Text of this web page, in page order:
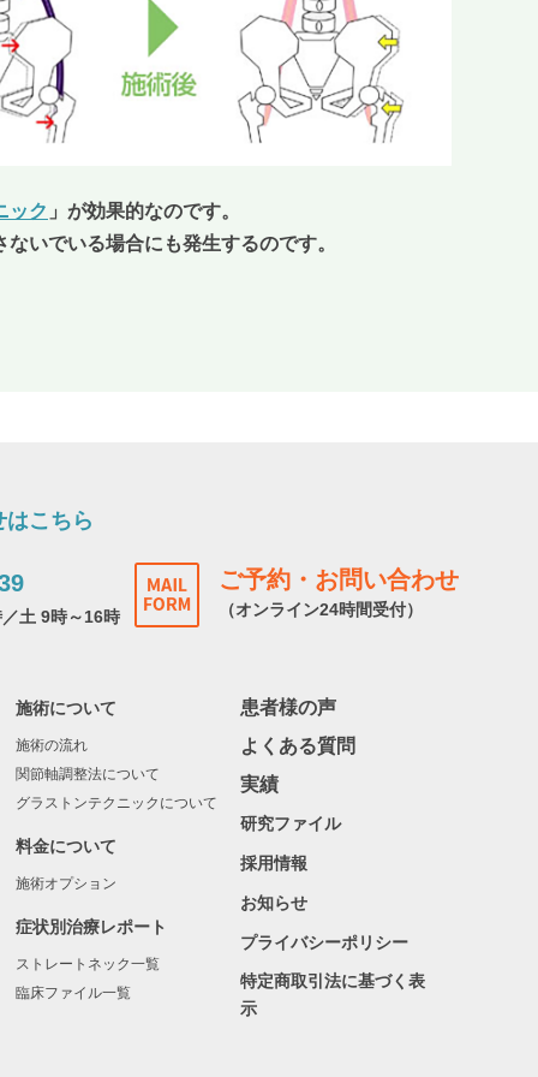
ック 」が効果的なのです。
いでいる場合にも発生するのです。
こちら
土 9時～16時
ご予約・お問い合わせ
（オンライン24時間受付）
施術について
施術の流れ
関節軸調整法について
グラストンテクニックについて
料金について
施術オプション
症状別治療レポート
ストレートネック一覧
臨床ファイル一覧
患者様の声
よくある質問
実績
研究ファイル
採用情報
お知らせ
プライバシーポリシー
特定商取引法に基づく表
示